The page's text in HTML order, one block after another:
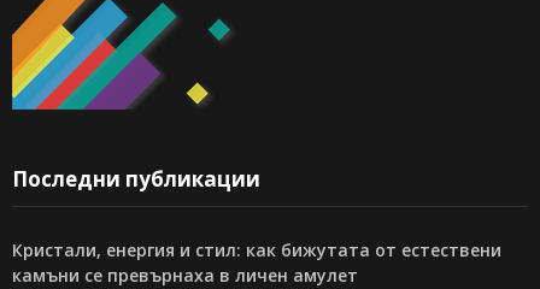
Последни публикации
Кристали, енергия и стил: как бижутата от естествени
камъни се превърнаха в личен амулет